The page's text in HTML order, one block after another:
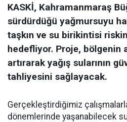
KASKİ, Kahramanmaraş
sürdürdüğü yağmursuyu
taşkın ve su birikintisi
hedefliyor. Proje, bölgenin
artırarak yağış sularının
tahliyesini sağlayacak.
Gerçekleştirdiğimiz
dönemlerinde yaşanabilecek